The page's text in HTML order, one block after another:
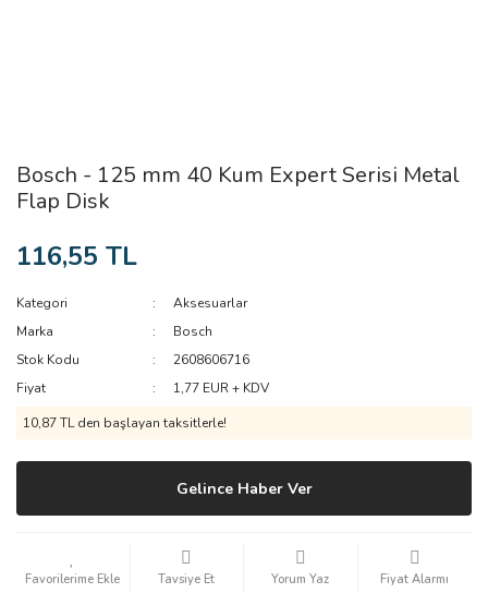
Bosch - 125 mm 40 Kum Expert Serisi Metal
Flap Disk
116,55 TL
Kategori
Aksesuarlar
Marka
Bosch
Stok Kodu
2608606716
Fiyat
1,77 EUR + KDV
10,87 TL den başlayan taksitlerle!
Gelince Haber Ver
Tavsiye Et Yorum Yaz Fiyat Alarmı